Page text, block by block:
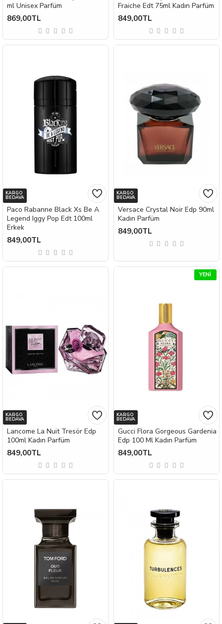
ml Unisex Parfüm
869,00TL
Fraiche Edt 75ml Kadın Parfüm
849,00TL
KARGO
BEDAVA
Paco Rabanne Black Xs Be A
Legend Iggy Pop Edt 100ml
Erkek
849,00TL
KARGO
BEDAVA
Versace Crystal Noir Edp 90ml
Kadın Parfüm
849,00TL
KARGO
BEDAVA
Lancome La Nuit Tresör Edp
100ml Kadın Parfüm
849,00TL
YENI
KARGO
BEDAVA
Gucci Flora Gorgeous Gardenia
Edp 100 Ml Kadın Parfüm
849,00TL